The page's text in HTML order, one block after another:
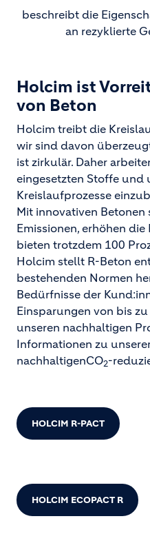
beschreibt die
an rezyklierte
Holcim ist
von Beton
Holcim treibt die
wir sind davon
ist zirkulär. Daher
eingesetzten Stoffe und
Kreislaufprozesse
Mit innovativen Betonen
Emissionen, erhöhen
bieten trotzdem 100
Holcim stellt R-Beton
bestehenden Normen
Bedürfnisse der
Einsparungen von bis
unseren nachhaltigen
Informationen zu
nachhaltigenCO2-
HOLCIM R-PACT
HOLCIM ECOPACT R